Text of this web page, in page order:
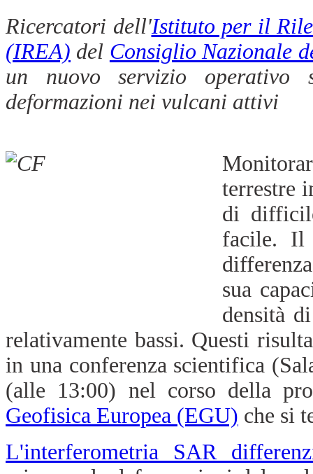
Ricercatori dell'Istituto per il
(IREA) del Consiglio Nazionale
un nuovo servizio operativo
deformazioni nei vulcani attivi
terrestre
di
facile. Il
sua
densità
relativamente bassi. Questi
in una conferenza scientifica
(alle 13:00) nel corso della
Geofisica Europea (EGU) che si
L'interferometria SAR